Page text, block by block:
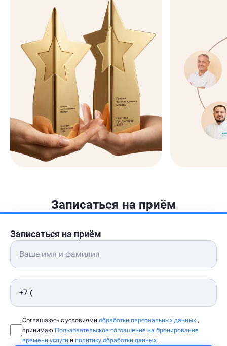
Записаться на приём
Записаться на приём
Соглашаюсь с условиями обработки персональных данных ,
принимаю Пользовательское соглашение на бронирование
времени услуги и политику обработки данных .